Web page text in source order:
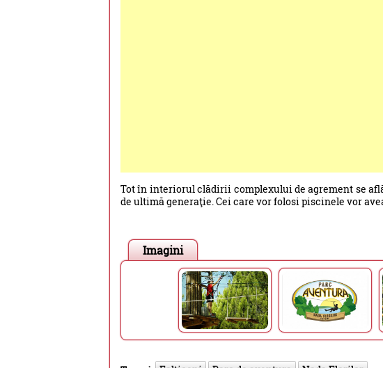
Tot în interiorul clădirii complexului de agrement se
de ultimă generaţie. Cei care vor folosi piscinele vor
Imagini